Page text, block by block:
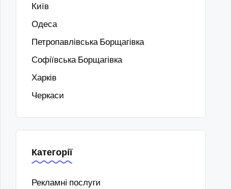
Київ
Одеса
Петропавлівська Борщагівка
Софіївська Борщагівка
Харків
Черкаси
Категорії
Рекламні послуги